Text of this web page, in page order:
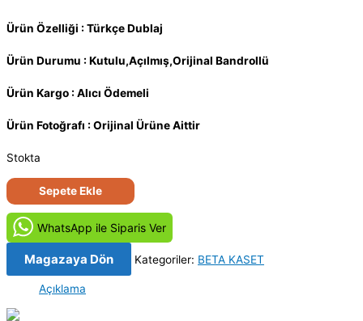
Ürün Özelliği : Türkçe Dublaj
Ürün Durumu : Kutulu,Açılmış,Orijinal Bandrollü
Ürün Kargo : Alıcı Ödemeli
Ürün Fotoğrafı : Orijinal Ürüne Aittir
Stokta
Sicilyalı
Vuruşu
Corleone
(1978)
Orjinal
Kaset
Sepete Ekle
WhatsApp ile Siparis Ver
Magazaya Dön Kategoriler: BETA KASET
Açıklama